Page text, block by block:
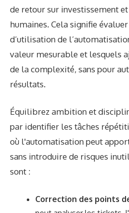
de retour sur investissement et
humaines. Cela signifie
d’utilisation de
valeur mesurable et lesquels
de la complexité, sans pour
résultats.
Équilibrez ambition et
par identifier les tâches
où l'automatisation peut
sans introduire de risques
sont :
Correction des points